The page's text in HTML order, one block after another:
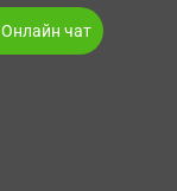
Онлайн чат